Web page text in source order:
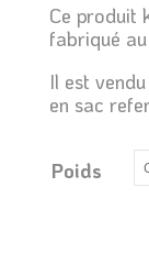
Ce produit
fabriqué
Il est
en sac
Poids